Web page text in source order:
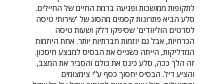
לתקופות ממושכות ופגיעה ברמת החיים של החיילים.
סלע הביא פתרונות קסמים מהסוג של 'שירותי טיסה
לסרטים הוליוודים' שסיפקו דלק ושעות טיסה
הכרחיות, אבל גם יוזמות חברתיות יותר. אחת היוזמות
המדליקות, הייתה כשגייס את הבסיס למבצע חיסכון.
זה הלך ככה, סלע כינס את כולם והסביר את המצב,
והציע דיל. הבסיס יחסוך כסף ע"י צימצומים